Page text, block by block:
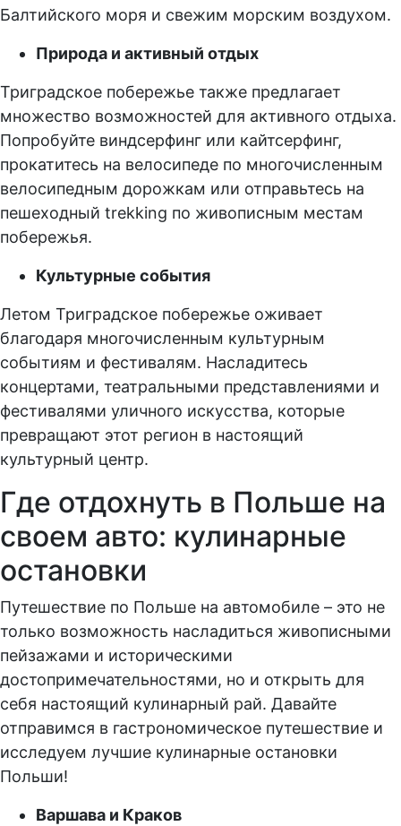
Балтийского моря и свежим морским воздухом.
Природа и активный отдых
Триградское побережье также предлагает
множество возможностей для активного отдыха.
Попробуйте виндсерфинг или кайтсерфинг,
прокатитесь на велосипеде по многочисленным
велосипедным дорожкам или отправьтесь на
пешеходный trekking по живописным местам
побережья.
Культурные события
Летом Триградское побережье оживает
благодаря многочисленным культурным
событиям и фестивалям. Насладитесь
концертами, театральными представлениями и
фестивалями уличного искусства, которые
превращают этот регион в настоящий
культурный центр.
Где отдохнуть в Польше на
своем авто: кулинарные
остановки
Путешествие по Польше на автомобиле – это не
только возможность насладиться живописными
пейзажами и историческими
достопримечательностями, но и открыть для
себя настоящий кулинарный рай. Давайте
отправимся в гастрономическое путешествие и
исследуем лучшие кулинарные остановки
Польши!
Варшава и Краков